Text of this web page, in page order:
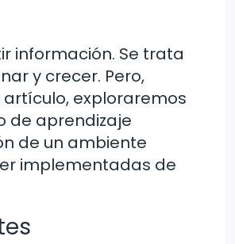
información. Se trata
y crecer. Pero,
exploraremos
de aprendizaje
de un ambiente
implementadas de